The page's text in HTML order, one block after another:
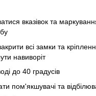
вказівок та
всі замки та
навиворіт
до 40 градусів
пом'якшувачі та